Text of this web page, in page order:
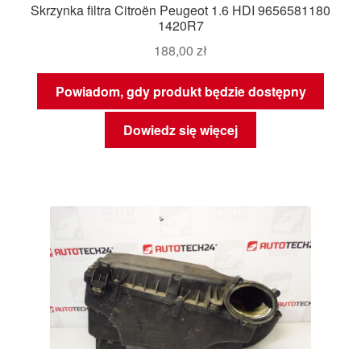
Skrzynka filtra Citroën Peugeot 1.6 HDI 9656581180
1420R7
188,00 zł
Powiadom, gdy produkt będzie dostępny
Dowiedz się więcej